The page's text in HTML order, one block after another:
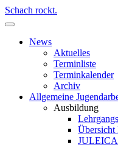
Schach rockt.
News
Aktuelles
Terminliste
Terminkalender
Archiv
Allgemeine
Ausbildung
Übersicht